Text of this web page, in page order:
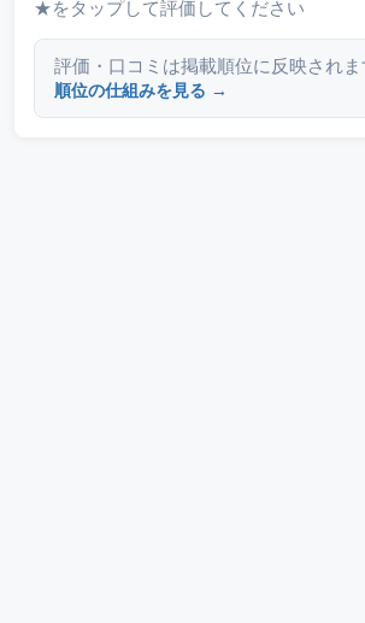
★をタップして評価してください
評価・口コミは掲載順位に反映されま
順位の仕組みを見る →